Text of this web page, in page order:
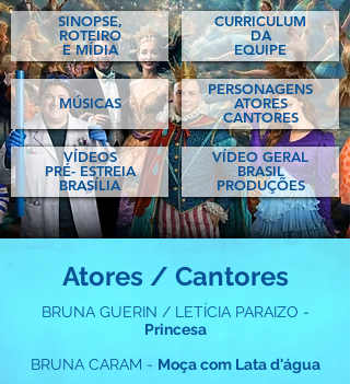
SINOPSE,
ROTEIRO
E MÍDIA
MÚSICAS
VÍDEOS
PRÉ- ESTREIA
BRASÍLIA
CURRICULUM
DA
EQUIPE
PERSONAGENS
ATORES
CANTORES
VÍDEO GERAL
BRASIL
PRODUÇÕES​​​
Atores / Cantores
BRUNA GUERIN / LETÍCIA PARAIZO -
Princesa
BRUNA CARAM - Moça com Lata d'água